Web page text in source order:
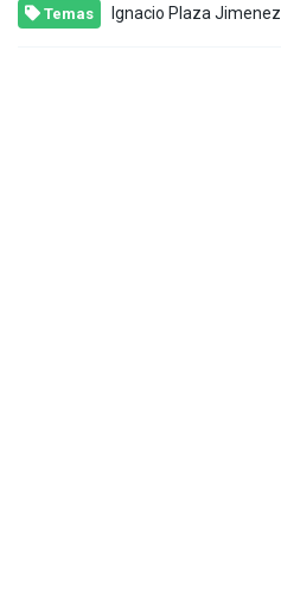
Temas Ignacio Plaza Jimenez